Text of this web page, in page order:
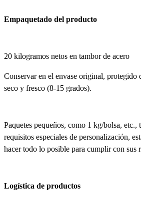
Empaquetado del producto
20 kilogramos netos en tambor de acero
Conservar en el envase original, protegido
seco y fresco (8-15 grados).
Paquetes pequeños, como 1 kg/bolsa, etc.,
requisitos especiales de personalización,
hacer todo lo posible para cumplir con sus
Logística de productos